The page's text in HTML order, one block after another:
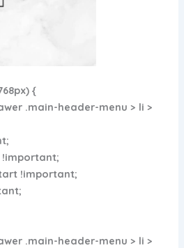
{
.main-header-menu > li >
!important;
.main-header-menu > li >